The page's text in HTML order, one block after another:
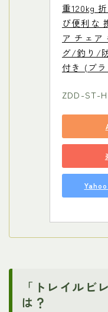
重120kg
び便利な
ア チェア
グ/釣り/
付き (ブ
ZDD-ST-
「トレイルビ
は？